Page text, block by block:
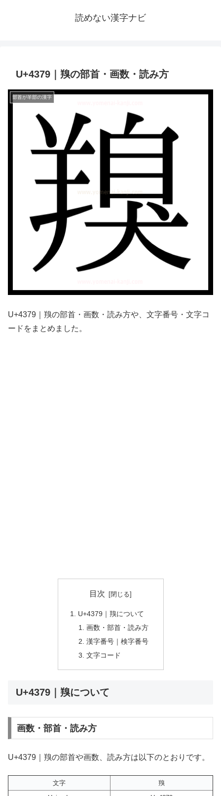
読めない漢字ナビ
U+4379｜䍹の部首・画数・読み方
部首が羊部の漢字
U+4379｜䍹の部首・画数・読み方や、文字番号・文字コ
ードをまとめました。
目次
U+4379｜䍹について
画数・部首・読み方
漢字番号｜検字番号
文字コード
U+4379｜䍹について
画数・部首・読み方
U+4379｜䍹の部首や画数、読み方は以下のとおりです。
文字
䍹